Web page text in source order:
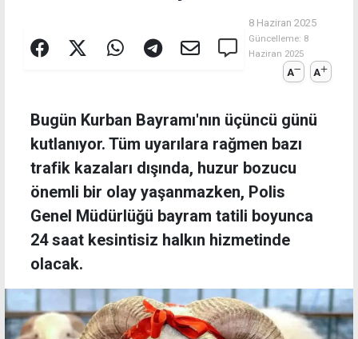
8 Haziran 2025
Güncelleme: 8
Haziran 2025
A A
Bugün Kurban Bayramı'nın üçüncü günü
kutlanıyor. Tüm uyarılara rağmen bazı
trafik kazaları dışında, huzur bozucu
önemli bir olay yaşanmazken, Polis
Genel Müdürlüğü bayram tatili boyunca
24 saat kesintisiz halkın hizmetinde
olacak.